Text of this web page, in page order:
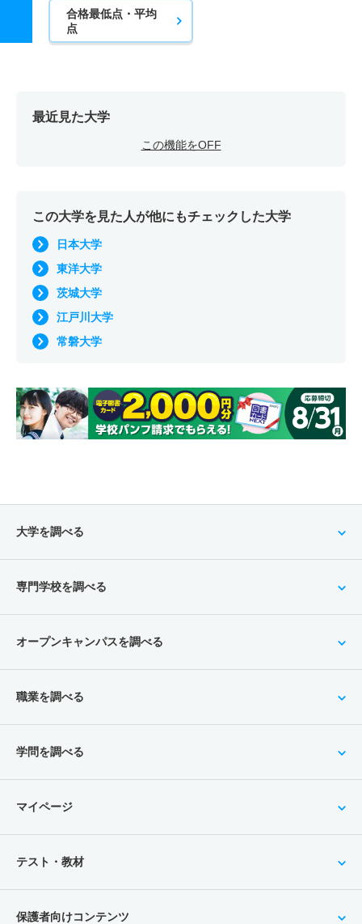
合格最低点・平均
点
最近見た大学
この機能をOFF
この大学を見た人が他にもチェックした大学
日本大学
東洋大学
茨城大学
江戸川大学
常磐大学
大学を調べる
専門学校を調べる
オープンキャンパスを調べる
職業を調べる
学問を調べる
マイページ
テスト・教材
保護者向けコンテンツ